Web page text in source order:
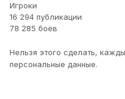
Игроки
16 294 публикации
78 285 боёв
Нельзя этого сделать,
персональные данные.